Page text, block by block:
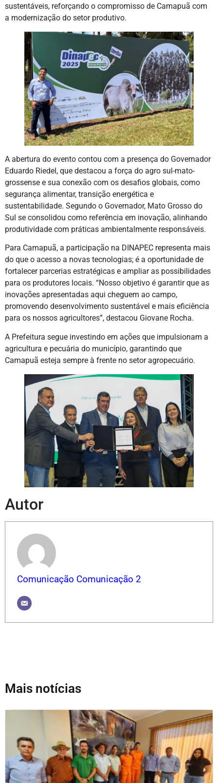
sustentáveis, reforçando o compromisso de Camapuã com
a modernização do setor produtivo.
A abertura do evento contou com a presença do Governador
Eduardo Riedel, que destacou a força do agro sul-mato-
grossense e sua conexão com os desafios globais, como
segurança alimentar, transição energética e
sustentabilidade. Segundo o Governador, Mato Grosso do
Sul se consolidou como referência em inovação, alinhando
produtividade com práticas ambientalmente responsáveis.
Para Camapuã, a participação na DINAPEC representa mais
do que o acesso a novas tecnologias; é a oportunidade de
fortalecer parcerias estratégicas e ampliar as possibilidades
para os produtores locais. “Nosso objetivo é garantir que as
inovações apresentadas aqui cheguem ao campo,
promovendo desenvolvimento sustentável e mais eficiência
para os nossos agricultores”, destacou Giovane Rocha.
A Prefeitura segue investindo em ações que impulsionam a
agricultura e pecuária do município, garantindo que
Camapuã esteja sempre à frente no setor agropecuário.
Autor
Comunicação Comunicação 2
Mais notícias